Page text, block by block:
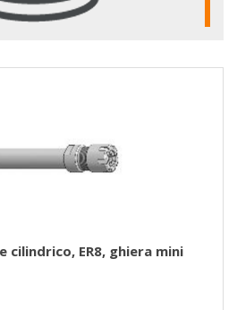
ER8, ghiera mini